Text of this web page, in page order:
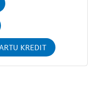
KREDIT